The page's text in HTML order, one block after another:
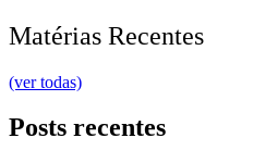
Matérias Recentes
(ver todas)
Posts recentes